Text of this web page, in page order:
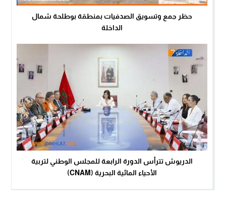
حظر جمع وتسويق الصدفيات بمنطقة بوطلحة شمال
الداخلة
الدريوش تترأس الدورة الرابعة للمجلس الوطني لتربية
الأحياء المائية البحرية (CNAM)